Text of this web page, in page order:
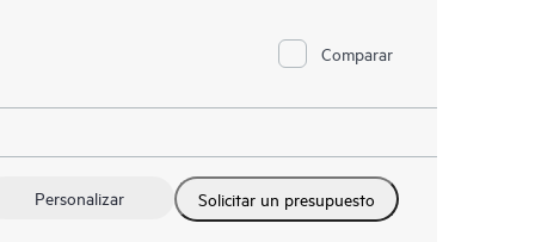
Comparar
Solicitar un presupuesto
Personalizar